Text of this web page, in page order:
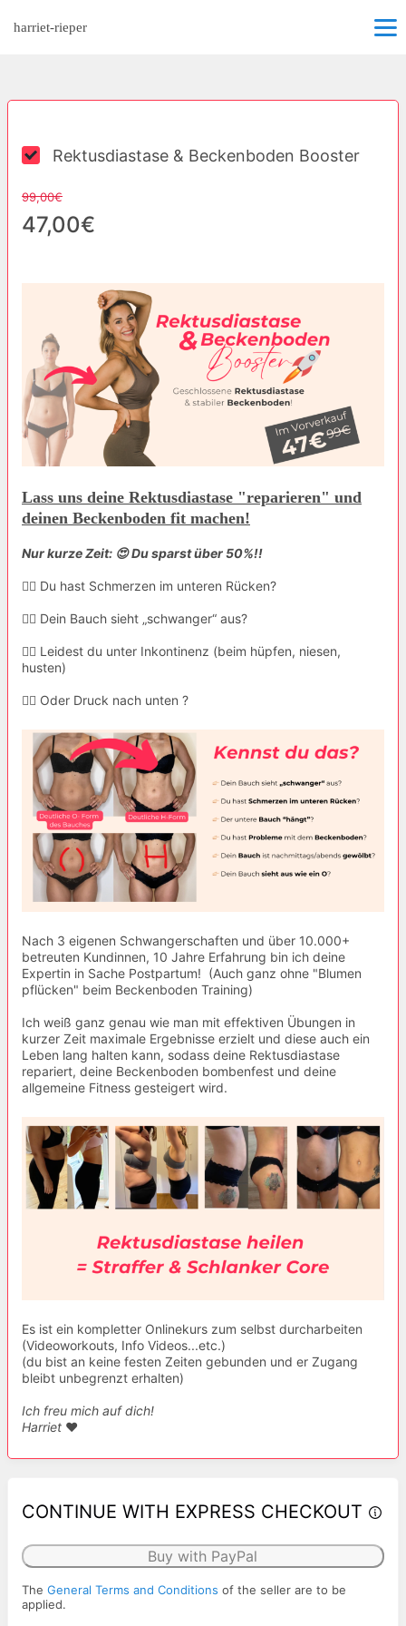
harriet-rieper
Rektusdiastase & Beckenboden Booster
47,00€
99,00€
Lass uns deine Rektusdiastase "reparieren" und
deinen Beckenboden fit machen!
Nur kurze Zeit: 😍 Du sparst über 50%!!
👉🏻 Du hast Schmerzen im unteren Rücken?
👉🏻 Dein Bauch sieht „schwanger“ aus?
👉🏻 Leidest du unter Inkontinenz (beim hüpfen, niesen,
husten)
👉🏻 Oder Druck nach unten ?
Nach 3 eigenen Schwangerschaften und über 10.000+
betreuten Kundinnen, 10 Jahre Erfahrung bin ich deine
Expertin in Sache Postpartum! (Auch ganz ohne "Blumen
pflücken" beim Beckenboden Training)
Ich weiß ganz genau wie man mit effektiven Übungen in
kurzer Zeit maximale Ergebnisse erzielt und diese auch ein
Leben lang halten kann, sodass deine Rektusdiastase
repariert, deine Beckenboden bombenfest und deine
allgemeine Fitness gesteigert wird.
Es ist ein kompletter Onlinekurs zum selbst durcharbeiten
(Videoworkouts, Info Videos...etc.)
(du bist an keine festen Zeiten gebunden und er Zugang
bleibt unbegrenzt erhalten)
Ich freu mich auf dich!
Harriet ❤️
CONTINUE WITH EXPRESS CHECKOUT
Buy with PayPal
The General Terms and Conditions of the seller are to be
applied.